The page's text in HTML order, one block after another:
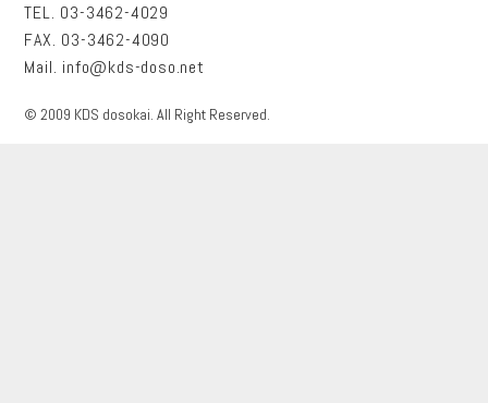
TEL. 03-3462-4029
FAX. 03-3462-4090
Mail. info@kds-doso.net
© 2009 KDS dosokai. All Right Reserved.